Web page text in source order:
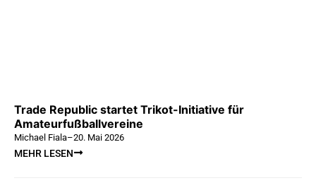
Trade Republic startet Trikot-Initiative für
Amateurfußballvereine
Michael Fiala–20. Mai 2026
MEHR LESEN